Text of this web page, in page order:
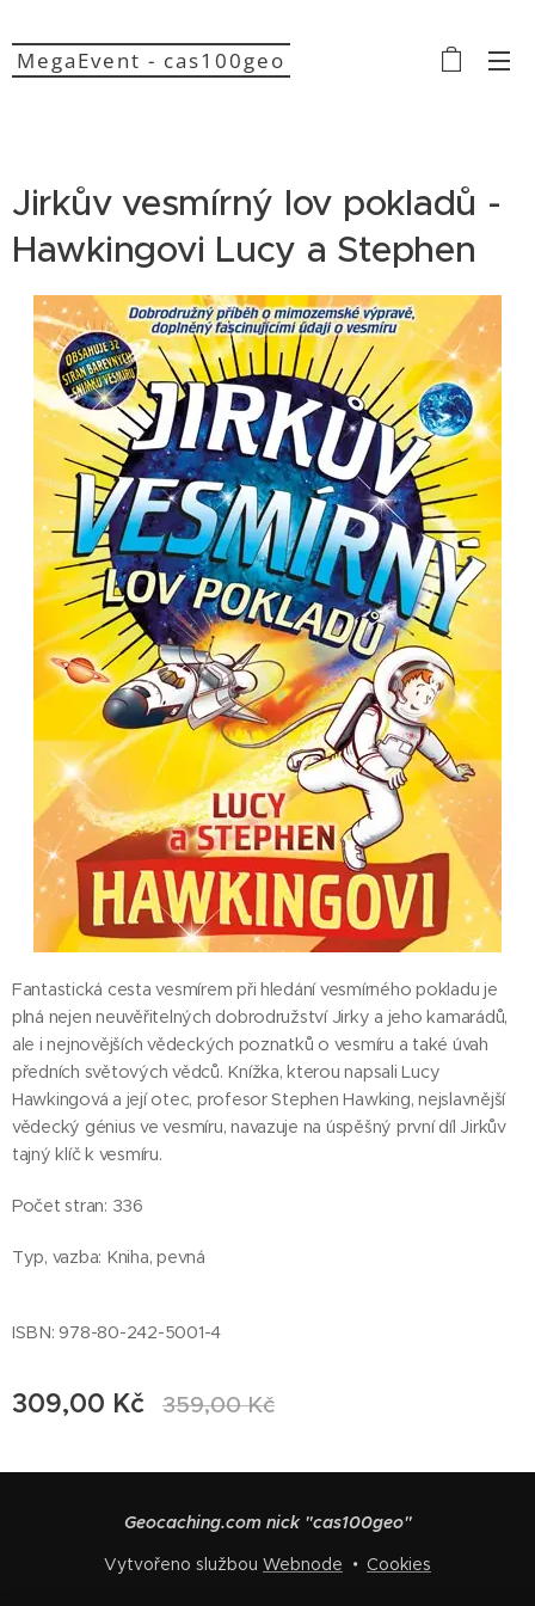
MegaEvent - cas100geo
Jirkův vesmírný lov pokladů -
Hawkingovi Lucy a Stephen
Fantastická cesta vesmírem při hledání vesmírného pokladu je
plná nejen neuvěřitelných dobrodružství Jirky a jeho kamarádů,
ale i nejnovějších vědeckých poznatků o vesmíru a také úvah
předních světových vědců. Knížka, kterou napsali Lucy
Hawkingová a její otec, profesor Stephen Hawking, nejslavnější
vědecký génius ve vesmíru, navazuje na úspěšný první díl Jirkův
tajný klíč k vesmíru.
Počet stran: 336
Typ, vazba: Kniha, pevná
ISBN: 978-80-242-5001-4
309,00 Kč 359,00Kč
Geocaching.com nick "cas100geo"
Vytvořeno službou Webnode Cookies